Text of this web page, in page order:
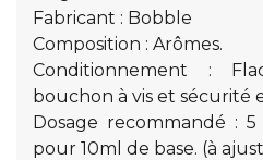
Fabricant : Bobble
Composition : Arômes.
Conditionnement :
bouchon à vis et sécurité
Dosage recommandé : 5
pour 10ml de base. (à